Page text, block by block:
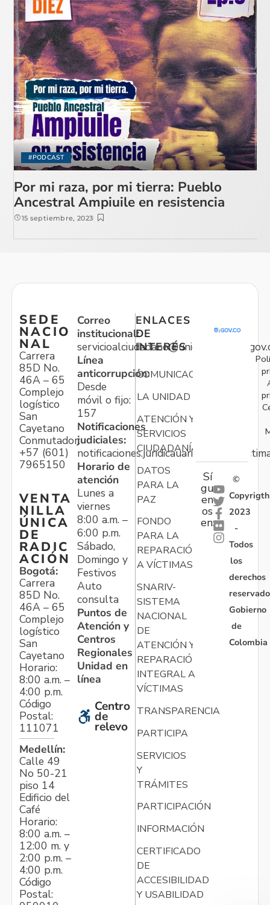
#PODCAST
Por mi raza, por mi tierra: Pueblo
Ancestral Ampiuile en resistencia
15 septiembre, 2023
SEDE
NACIO
NAL
Carrera
85D No.
46A – 65
Complejo
logístico
San
Cayetano
Conmutador:
+57 (601)
7965150
VENTA
NILLA
ÚNICA
DE
RADIC
ACIÓN
Bogotá:
Carrera
85D No.
46A – 65
Complejo
logístico
San
Cayetano
Horario:
8:00 a.m. –
4:00 p.m.
Código
Postal:
111071
Medellín:
Calle 49
No 50-21
piso 14
Edificio del
Café
Horario:
8:00 a.m. –
12:00 m. y
2:00 p.m. –
4:00 p.m.
Código
Postal:
Correo
institucional:
Línea
anticorrupción:
Desde
móvil o fijo:
157
Notificaciones
judiciales:
Horario de
atención
Lunes a
viernes
8:00 a.m. –
6:00 p.m.
Sábado,
Domingo y
Festivos
Auto
consulta
Puntos de
Atención y
Centros
Regionales
Unidad en
línea
Centro
de
relevo
ENLACES
DE
INTERÉS
COMUNICACIONES
LA UNIDAD
ATENCIÓN Y
SERVICIOS
CIUDADANÍA
DATOS
PARA LA
PAZ
FONDO
PARA LA
REPARACIÓN
A VÍCTIMAS
SNARIV-
SISTEMA
NACIONAL
DE
ATENCIÓN Y
REPARACIÓN
INTEGRAL A
VÍCTIMAS
TRANSPARENCIA
PARTICIPA
SERVICIOS
Y
TRÁMITES
PARTICIPACIÓN
INFORMACIÓN
CERTIFICADO
DE
ACCESIBILIDAD
Y USABILIDAD
Sí
gu
en
os
en:
©
Copyrigth
2023
-
Todos
los
derechos
Gobierno
de
Colombia